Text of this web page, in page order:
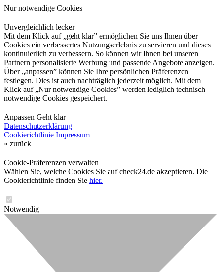
Nur notwendige Cookies
Unvergleichlich lecker
Mit dem Klick auf „geht klar” ermöglichen Sie uns Ihnen über
Cookies ein verbessertes Nutzungserlebnis zu servieren und dieses
kontinuierlich zu verbessern. So können wir Ihnen bei unseren
Partnern personalisierte Werbung und passende Angebote anzeigen.
Über „anpassen” können Sie Ihre persönlichen Präferenzen
festlegen. Dies ist auch nachträglich jederzeit möglich. Mit dem
Klick auf „Nur notwendige Cookies” werden lediglich technisch
notwendige Cookies gespeichert.
Anpassen Geht klar
Datenschutzerklärung
Cookierichtlinie Impressum
« zurück
Cookie-Präferenzen verwalten
Wählen Sie, welche Cookies Sie auf check24.de akzeptieren. Die
Cookierichtlinie finden Sie hier.
Notwendig